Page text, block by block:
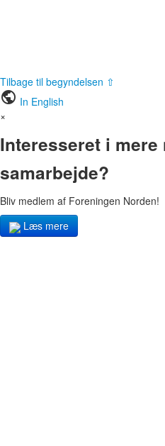
Tilbage til begyndelsen ⇧
public In English
×
Interesseret i
samarbejde?
Bliv medlem af Foreningen Norden!
Læs mere